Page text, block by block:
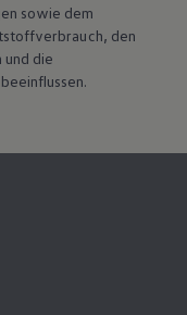
sowie dem
den
und die